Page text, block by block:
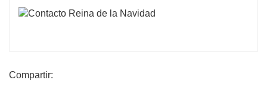
Compartir: